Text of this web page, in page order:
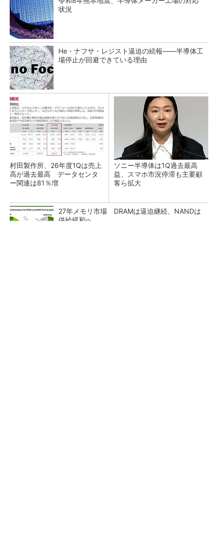
状況
He・ナフサ・レジスト逼迫の続報――半導体工
場停止が回避できている理由
村田製作所、26年度1Qは売上
高が過去最高 データセンタ
ー関連は81％増
ソニー半導体は1Q過去最高
益、スマホ市況停滞も主要顧
客ら拡大
27年メモリ市場 DRAMは逼迫継続、NANDは
供給緩和へ